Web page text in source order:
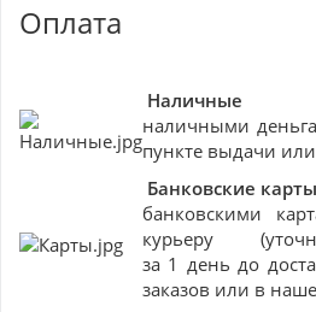
Оплата
Наличные
наличными
пункте выдачи
Банковские карты
банковскими
курьеру
за 1 день до
заказов или в